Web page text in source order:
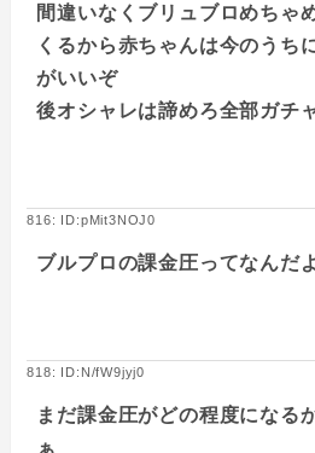
間違いなくブリュブロめちゃ
くるから赤ちゃんは今のうち
がいいぞ
後オシャレは諦めろ全部ガチ
816: ID:pMit3NOJ0
ブルプロの課金圧ってなんだ
818: ID:N/fW9jyj0
まだ課金圧がどの程度になる
ぁ